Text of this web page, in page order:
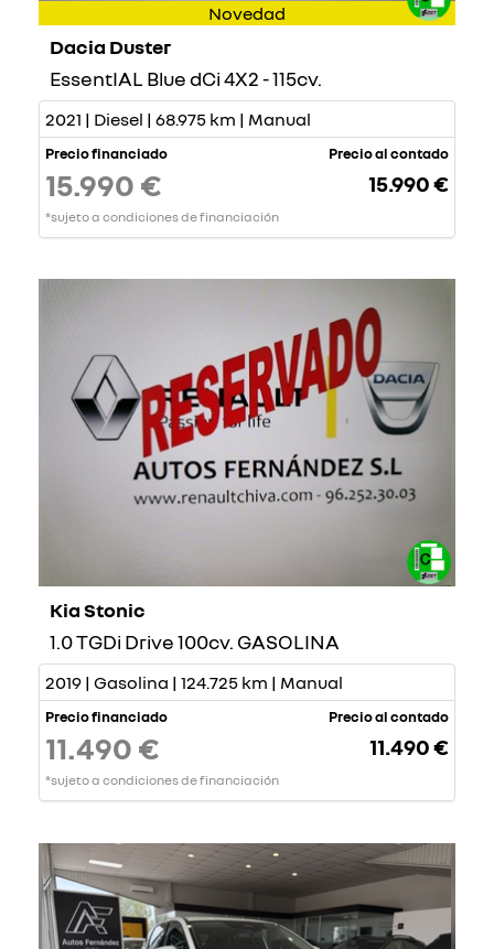
Novedad
Dacia Duster
EssentIAL Blue dCi 4X2 - 115cv.
2021 | Diesel | 68.975 km | Manual
Precio financiado
15.990 €
*sujeto a condiciones de financiación
Precio al contado
15.990 €
Kia Stonic
1.0 TGDi Drive 100cv. GASOLINA
2019 | Gasolina | 124.725 km | Manual
Precio financiado
11.490 €
*sujeto a condiciones de financiación
Precio al contado
11.490 €